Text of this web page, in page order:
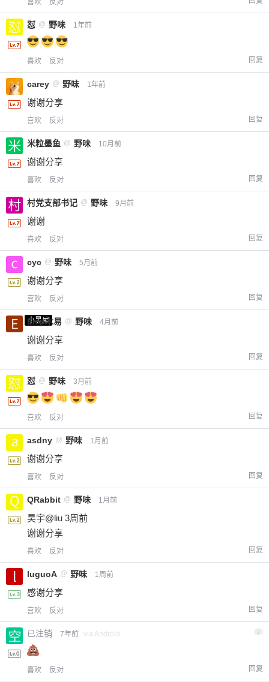
怼 @ 野味 1年前
喜欢 反对 回复
carey @ 野味 1年前
谢谢分享
喜欢 反对 回复
米粒墨鱼 @ 野味 10月前
谢谢分享
喜欢 反对 回复
村党支部书记 @ 野味 9月前
谢谢
喜欢 反对 回复
cyc @ 野味 5月前
谢谢分享
喜欢 反对 回复
小黑屋
Emp木易 @ 野味 4月前
谢谢分享
喜欢 反对 回复
怼 @ 野味 3月前
喜欢 反对 回复
asdny @ 野味 1月前
谢谢分享
喜欢 反对 回复
QRabbit @ 野味 1月前
昊宇@liu 3周前
谢谢分享
喜欢 反对 回复
luguoA @ 野味 1周前
感谢分享
喜欢 反对 回复
已注销 7年前 via Android 2
喜欢 反对 回复